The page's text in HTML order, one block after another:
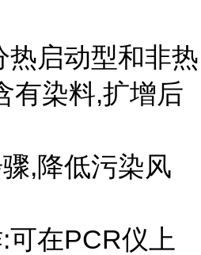
热启动型和非热
有染料,扩增后
,降低污染风
可在PCR仪上